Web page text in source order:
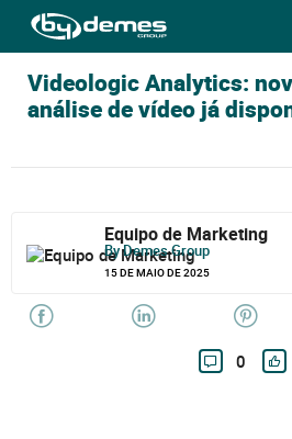
Videologic Analytics:
análise de vídeo já
Equipo de Marketing
By Demes Group
15 DE MAIO DE 2025
0